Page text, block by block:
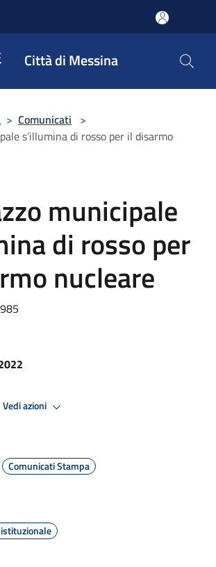
Città di Messina
> Comunicati >
s’illumina di rosso per il disarmo
municipale
di rosso per
nucleare
Vedi azioni
Comunicati Stampa